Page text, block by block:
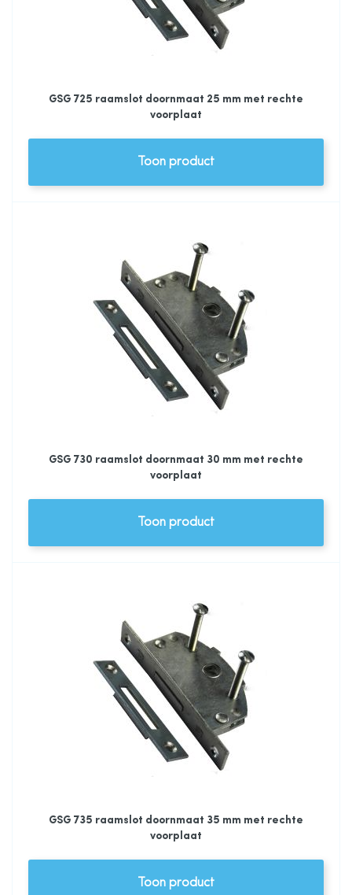
GSG 725 raamslot doornmaat 25 mm met rechte
voorplaat
Toon product
GSG 730 raamslot doornmaat 30 mm met rechte
voorplaat
Toon product
GSG 735 raamslot doornmaat 35 mm met rechte
voorplaat
Toon product